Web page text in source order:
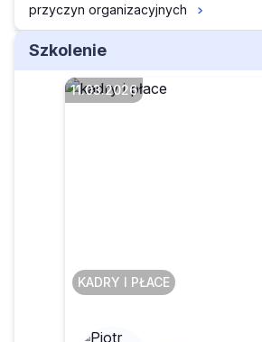
przyczyn organizacyjnych
Szkolenie
11.03.2026
KADRY I PŁACE